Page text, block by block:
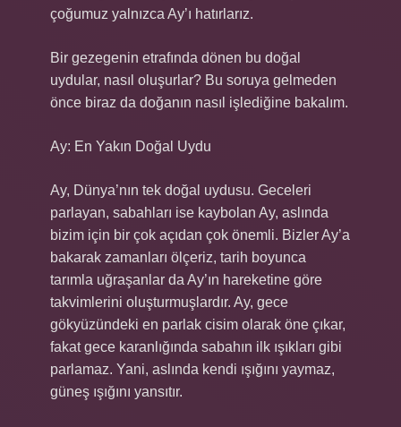
çoğumuz yalnızca Ay’ı hatırlarız.
Bir gezegenin etrafında dönen bu doğal
uydular, nasıl oluşurlar? Bu soruya gelmeden
önce biraz da doğanın nasıl işlediğine bakalım.
Ay: En Yakın Doğal Uydu
Ay, Dünya’nın tek doğal uydusu. Geceleri
parlayan, sabahları ise kaybolan Ay, aslında
bizim için bir çok açıdan çok önemli. Bizler Ay’a
bakarak zamanları ölçeriz, tarih boyunca
tarımla uğraşanlar da Ay’ın hareketine göre
takvimlerini oluşturmuşlardır. Ay, gece
gökyüzündeki en parlak cisim olarak öne çıkar,
fakat gece karanlığında sabahın ilk ışıkları gibi
parlamaz. Yani, aslında kendi ışığını yaymaz,
güneş ışığını yansıtır.